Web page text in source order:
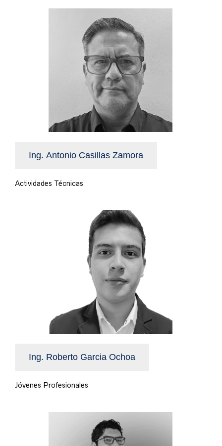
Ing. Antonio Casillas Zamora
Actividades Técnicas
Ing. Roberto Garcia Ochoa
Jóvenes Profesionales